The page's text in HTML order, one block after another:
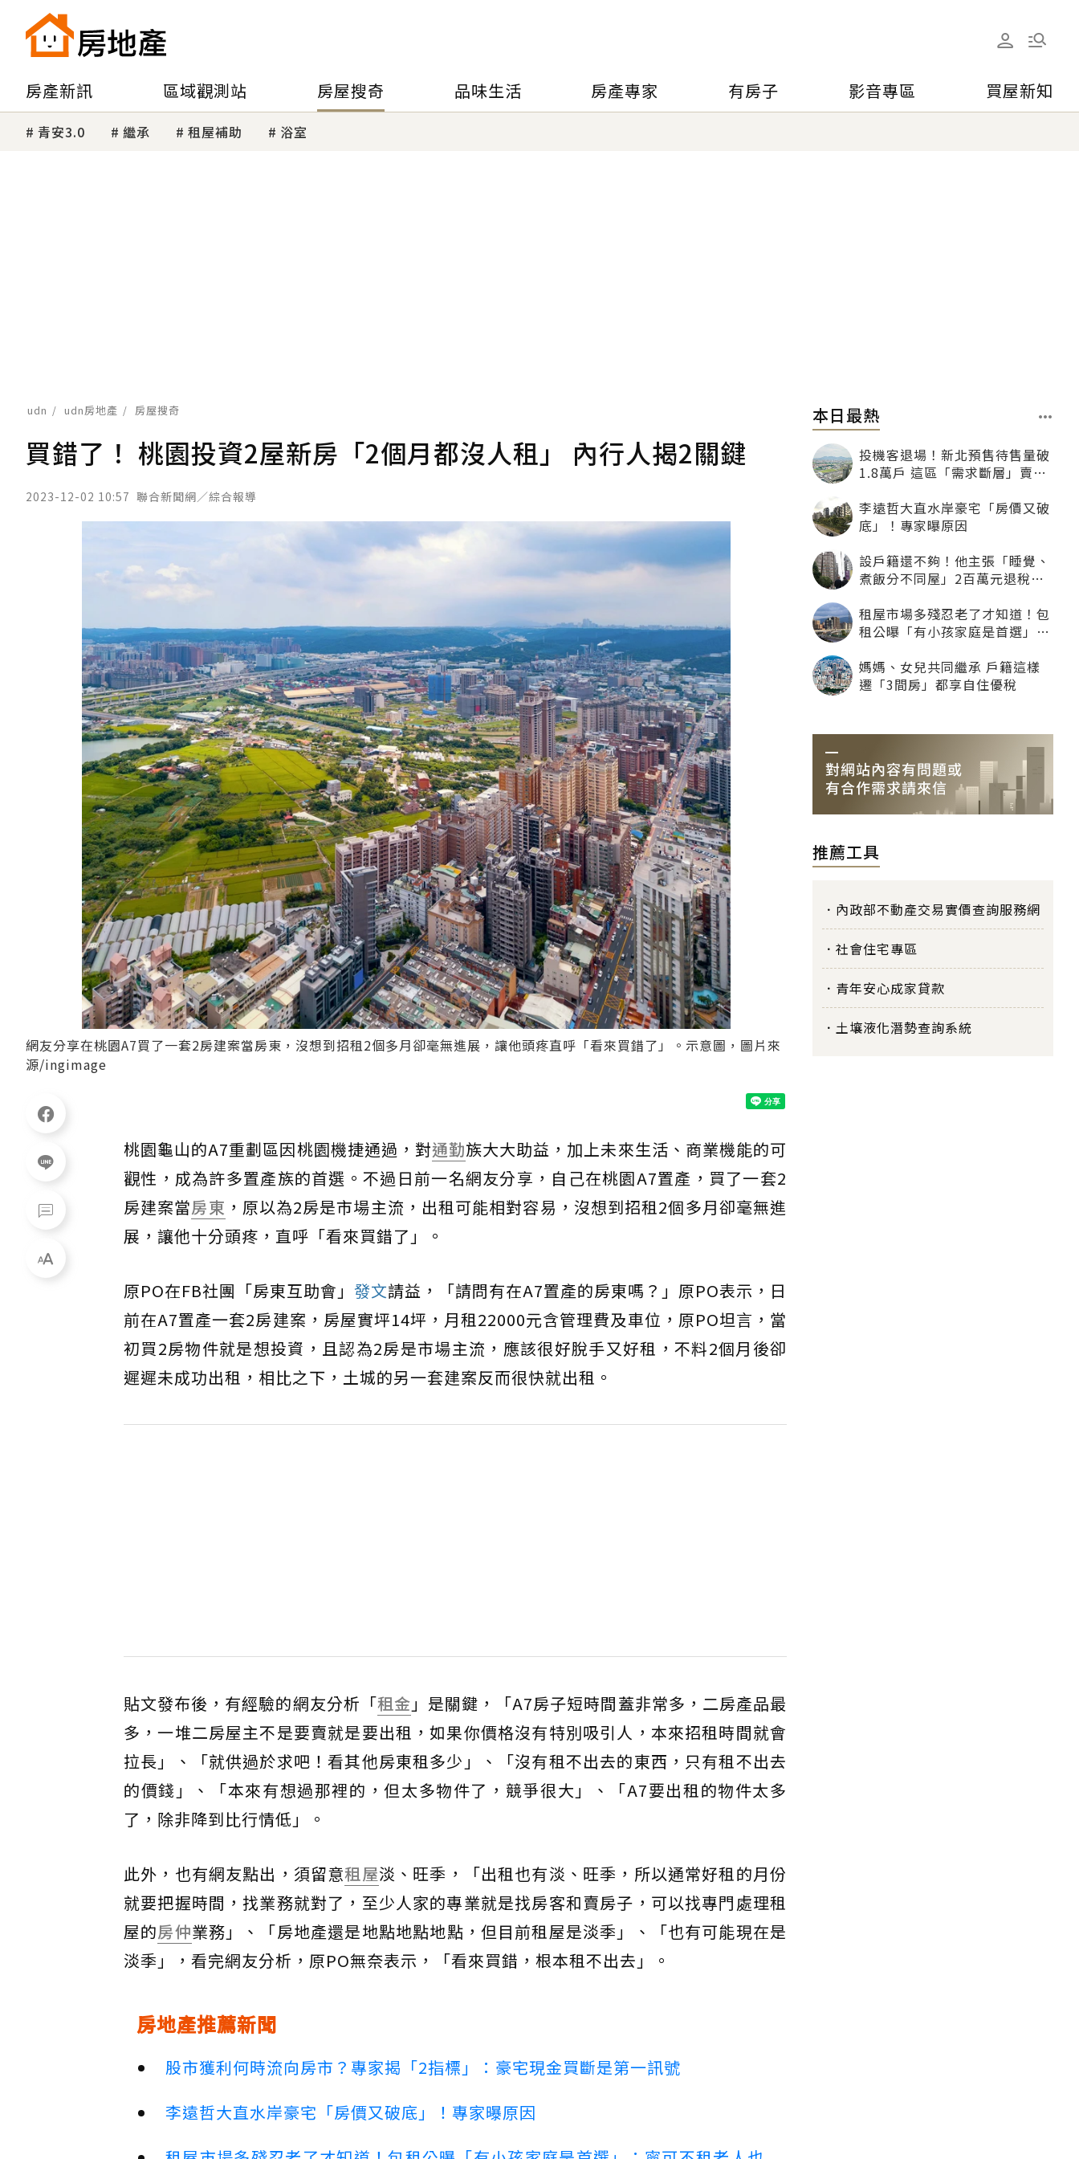
房產新訊 區域觀測站 房屋搜奇 品味生活 房產專家 有房子 影音專區 買屋新知
青安3.0 繼承 租屋補助 浴室
udn udn房地產 房屋搜奇
買錯了！ 桃園投資2屋新房「2個月都沒人租」 內行人揭2關鍵
2023-12-02 10:57 聯合新聞網／綜合報導
網友分享在桃園A7買了一套2房建案當房東，沒想到招租2個多月卻毫無進展，讓他頭疼直呼「看來買錯了」。示意圖，圖片來
源/ingimage
桃園龜山的A7重劃區因桃園機捷通過，對通勤族大大助益，加上未來生活、商業機能的可
觀性，成為許多置產族的首選。不過日前一名網友分享，自己在桃園A7置產，買了一套2
房建案當房東 ，原以為2房是市場主流，出租可能相對容易，沒想到招租2個多月卻毫無進
展，讓他十分頭疼，直呼「看來買錯了」。
原PO在FB社團「房東互助會」 發文請益，「請問有在A7置產的房東嗎？」原PO表示，日
前在A7置產一套2房建案，房屋實坪14坪，月租22000元含管理費及車位，原PO坦言，當
初買2房物件就是想投資，且認為2房是市場主流，應該很好脫手又好租，不料2個月後卻
遲遲未成功出租，相比之下，土城的另一套建案反而很快就出租。
貼文發布後，有經驗的網友分析「租金 」是關鍵，「A7房子短時間蓋非常多，二房產品最
多，一堆二房屋主不是要賣就是要出租，如果你價格沒有特別吸引人，本來招租時間就會
拉長」、「就供過於求吧！看其他房東租多少」、「沒有租不出去的東西，只有租不出去
的價錢」、「本來有想過那裡的，但太多物件了，競爭很大」、「A7要出租的物件太多
了，除非降到比行情低」。
此外，也有網友點出，須留意租屋淡、旺季，「出租也有淡、旺季，所以通常好租的月份
就要把握時間，找業務就對了，至少人家的專業就是找房客和賣房子，可以找專門處理租
屋的房仲業務」、「房地產還是地點地點地點，但目前租屋是淡季」、「也有可能現在是
淡季」，看完網友分析，原PO無奈表示，「看來買錯，根本租不出去」。
房地產推薦新聞
股市獲利何時流向房市？專家揭「2指標」：豪宅現金買斷是第一訊號
李遠哲大直水岸豪宅「房價又破底」！專家曝原因
本日最熱
投機客退場！新北預售待售量破
1.8萬戶 這區「需求斷層」賣壓
李遠哲大直水岸豪宅「房價又破
底」！專家曝原因
設戶籍還不夠！他主張「睡覺、
煮飯分不同屋」2百萬元退稅照
租屋市場多殘忍老了才知道！包
租公曝「有小孩家庭是首選」：
媽媽、女兒共同繼承 戶籍這樣
遷「3間房」都享自住優稅
推薦工具
內政部不動產交易實價查詢服務網
社會住宅專區
青年安心成家貸款
土壤液化潛勢查詢系統